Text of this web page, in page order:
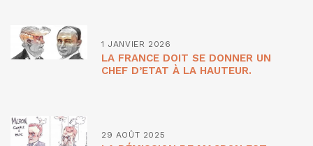
1 JANVIER 2026
LA FRANCE DOIT SE DONNER UN
CHEF D’ETAT À LA HAUTEUR.
29 AOÛT 2025